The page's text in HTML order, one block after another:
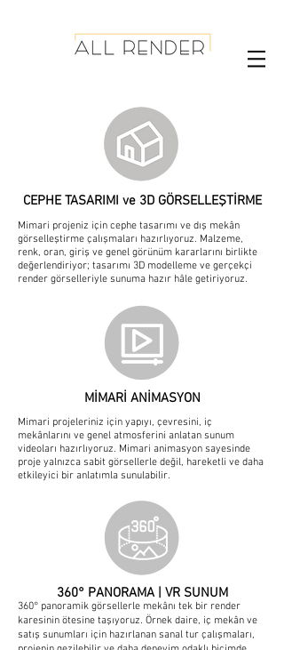
CEPHE TASARIMI ve 3D GÖRSELLEŞTİRME
Mimari projeniz için cephe tasarımı ve dış mekân
görselleştirme çalışmaları hazırlıyoruz. Malzeme,
renk, oran, giriş ve genel görünüm kararlarını birlikte
değerlendiriyor; tasarımı 3D modelleme ve gerçekçi
render görselleriyle sunuma hazır hâle getiriyoruz.
MİMARİ ANİMASYON
Mimari projeleriniz için yapıyı, çevresini, iç
mekânlarını ve genel atmosferini anlatan sunum
videoları hazırlıyoruz. Mimari animasyon sayesinde
proje yalnızca sabit görsellerle değil, hareketli ve daha
etkileyici bir anlatımla sunulabilir.
360° PANORAMA | VR SUNUM
360° panoramik görsellerle mekânı tek bir render
karesinin ötesine taşıyoruz. Örnek daire, iç mekân ve
satış sunumları için hazırlanan sanal tur çalışmaları,